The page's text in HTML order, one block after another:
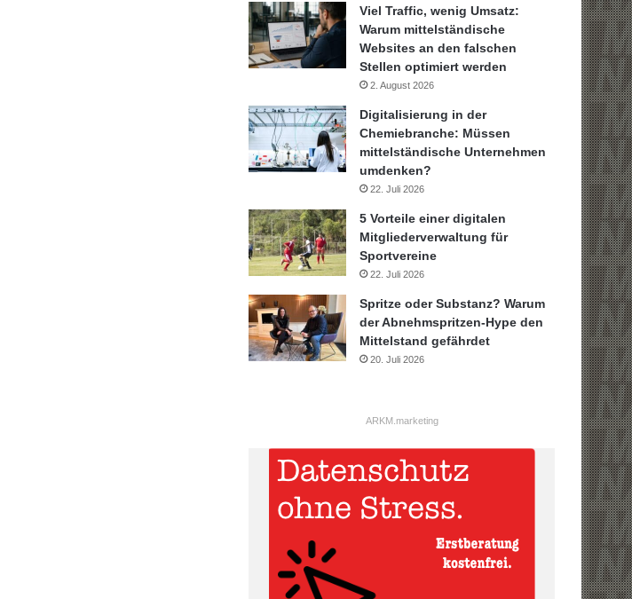
Viel Traffic, wenig Umsatz:
Warum mittelständische
Websites an den falschen
Stellen optimiert werden
2. August 2026
Digitalisierung in der
Chemiebranche: Müssen
mittelständische Unternehmen
umdenken?
22. Juli 2026
5 Vorteile einer digitalen
Mitgliederverwaltung für
Sportvereine
22. Juli 2026
Spritze oder Substanz? Warum
der Abnehmspritzen-Hype den
Mittelstand gefährdet
20. Juli 2026
ARKM.marketing